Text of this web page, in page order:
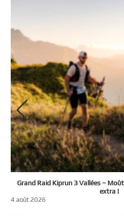
Grand Raid Kiprun 3 Vallées –
extra !
4 août 2026